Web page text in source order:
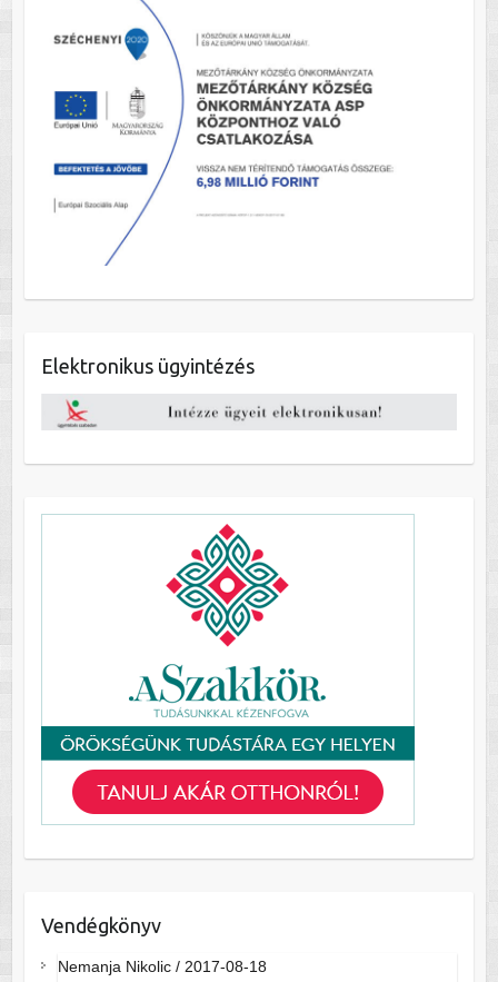
Elektronikus ügyintézés
Vendégkönyv
Nemanja Nikolic/ 2017-08-18